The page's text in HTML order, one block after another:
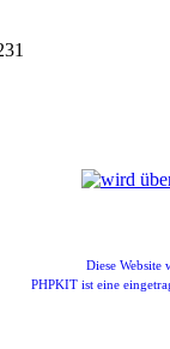
Diese Website
PHPKIT ist eine